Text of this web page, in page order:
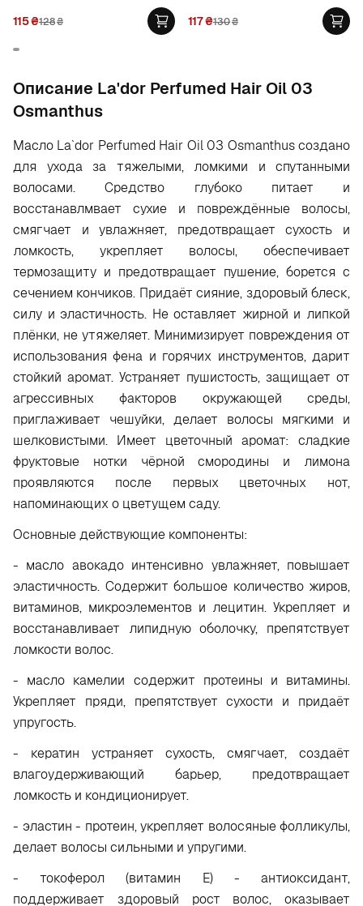
115₴128₴ 117₴130₴
Oписание La'dor Perfumed Hair Oil 03
Osmanthus
Масло La`dor Perfumed Hair Oil 03 Osmanthus создано
для ухода за тяжелыми, ломкими и спутанными
волосами. Средство глубоко питает и
восстанавлмвает сухие и повреждённые волосы,
смягчает и увлажняет, предотвращает сухость и
ломкость, укрепляет волосы, обеспечивает
термозащиту и предотвращает пушение, борется с
сечением кончиков. Придаёт сияние, здоровый блеск,
силу и эластичность. Не оставляет жирной и липкой
плёнки, не утяжеляет. Минимизирует повреждения от
использования фена и горячих инструментов, дарит
стойкий аромат. Устраняет пушистость, защищает от
агрессивных факторов окружающей среды,
приглаживает чешуйки, делает волосы мягкими и
шелковистыми. Имеет цветочный аромат: сладкие
фруктовые нотки чёрной смородины и лимона
проявляются после первых цветочных нот,
напоминающих о цветущем саду.
Основные действующие компоненты:
- масло авокадо интенсивно увлажняет, повышает
эластичность. Содержит большое количество жиров,
витаминов, микроэлементов и лецитин. Укрепляет и
восстанавливает липидную оболочку, препятствует
ломкости волос.
- масло камелии содержит протеины и витамины.
Укрепляет пряди, препятствует сухости и придаёт
упругость.
- кератин устраняет сухость, смягчает, создаёт
влагоудерживающий барьер, предотвращает
ломкость и кондиционирует.
- эластин - протеин, укрепляет волосяные фолликулы,
делает волосы сильными и упругими.
- токоферол (витамин E) - антиоксидант,
поддерживает здоровый рост волос, оказывает